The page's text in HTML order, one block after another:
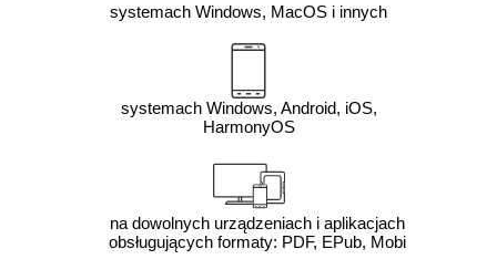
systemach Windows, MacOS i innych
systemach Windows, Android, iOS,
HarmonyOS
na dowolnych urządzeniach i aplikacjach
obsługujących formaty: PDF, EPub, Mobi